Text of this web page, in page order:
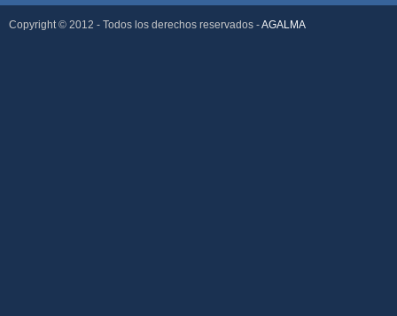
Copyright © 2012 - Todos los derechos reservados -AGALMA